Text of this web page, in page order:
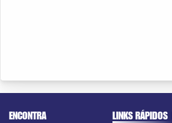
ENCONTRA
LINKS RÁPIDOS